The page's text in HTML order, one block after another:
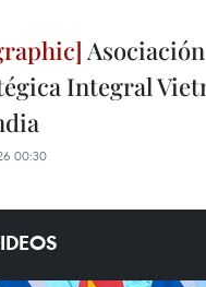
Asociación
Integral
00:30